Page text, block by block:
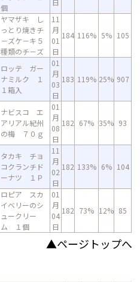
個
日
ヤマザキ し
っとり焼きチ
－ズケ－キ５
種類のチ－ズ
11
月
01
日
184 116% 5% 105
ロッテ ガー
ナミルク １
１箱入
01
月
03
日
183 119% 25% 907
ナビスコ エ
アリアル紀州
の梅 ７０ｇ
01
月
08
日
182 67% 35% 93
タカキ チョ
コクランチド
ーナツ １Ｐ
11
月
02
日
182 133% 6% 104
ロピア スカ
イベリーのシ
ュークリー
ム １個
01
月
04
日
182 73% 12% 85
▲ページトップへ